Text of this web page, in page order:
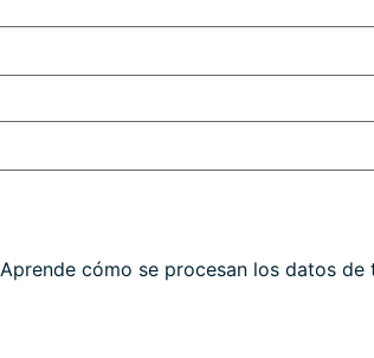
Aprende cómo se procesan los datos de